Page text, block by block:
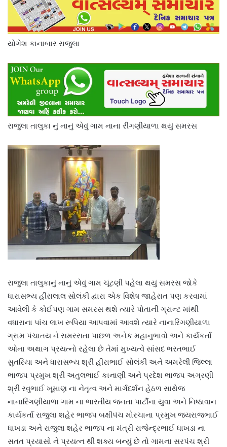
યોગેશ કાનાબાર રાજુલા
રાજુલા તાલુકા નું નાનું એવું ગામ નાના રીંગણીયાળા થયું સમરસ
રાજુલા તાલુકાનું નાનું એવું ગામ ચૂંટણી પહેલા થયું સમરસ જોકે
ધારાસભ્ય હીરાલાલ સોલંકી દ્વારા એક વિશેષ જાહેરાત પણ કરવામાં
આવેલી કે કોઈપણ ગામ સમરસ થશે ત્યારે પોતાની ગ્રાન્ટ માંથી
વધારાના પાંચ લાખ રૂપિયા આપવામાં આવશે ત્યારે નાનારિંગણીયાળા
ગ્રામ પંચાતય ને સમરસતા પાછળ અનેક મહાનુભાવો અને કાર્યકર્તા
ઓના અથાગ પ્રયત્નો રહેલા છે તેમાં મુખ્યત્વે સાંસદ ભરતભાઈ
સુતરિયા અને ધારાસભ્ય શ્રી હીરાભાઈ સોલંકી અને અમરેલી જિલ્લા
ભાજપ પ્રમુખ શ્રી અતુલભાઈ કાનાણી અને પ્રદેશ ભાજપ અગ્રણી
શ્રી રવુભાઈ ખૂમાણ ના નેતૃત્વ અને માર્ગદર્શન હેઠળ સાથેજ
નાનારિંગણીયાળા ગામ ના ભારતીય જનતા પાર્ટીના યુવા અને નિષ્ઠાવાન
કાર્યકર્તા રાજુલા શહેર ભાજપ બક્ષીપંચ મોરચાના પ્રમુખ જયરાજભાઈ
ધાખડા અને રાજુલા શહેર ભાજપ ના મંત્રી રાજેન્દ્રભાઈ ધાખડા ના
સતત પ્રયાસો ને પ્રયત્ન થી શક્ય બન્યું છે તો ગામના સરપંચ શ્રી